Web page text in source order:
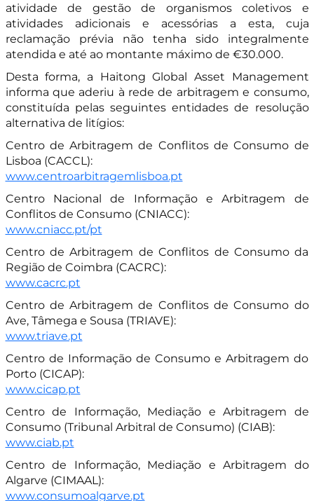
atividade de gestão de organismos coletivos e
atividades adicionais e acessórias a esta, cuja
reclamação prévia não tenha sido
integralmente
atendida e até ao montante máximo de €30.000.
Desta forma, a Haitong Global Asset Management
informa que aderiu à rede de arbitragem e consumo,
constituída pelas seguintes entidades de resolução
alternativa de litígios:
Centro de Arbitragem de Conflitos de Consumo de
Lisboa (CACCL):
www.centroarbitragemlisboa.pt
Centro Nacional de Informação e Arbitragem de
Conflitos de Consumo (CNIACC):
www.cniacc.pt/pt
Centro de Arbitragem de Conflitos de Consumo da
Região de Coimbra (CACRC):
www.cacrc.pt
Centro de Arbitragem de Conflitos de Consumo do
Ave, Tâmega e Sousa (TRIAVE):
www.triave.pt
Centro de Informação de Consumo e Arbitragem do
Porto (CICAP):
www.cicap.pt
Centro de Informação, Mediação e Arbitragem de
Consumo (Tribunal Arbitral de Consumo) (CIAB):
www.ciab.pt
Centro de Informação, Mediação e Arbitragem do
Algarve (CIMAAL):
www.consumoalgarve.pt